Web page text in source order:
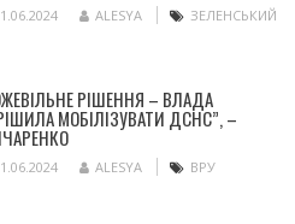
ALESYA ЗЕЛЕНСЬКИЙ
РІШЕННЯ – ВЛАДА
МОБІЛІЗУВАТИ ДСНС”, –
ALESYA ВРУ